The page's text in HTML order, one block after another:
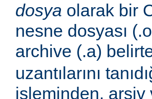
dosya olarak bir
nesne dosyası
archive (.a)
uzantılarını
işleminden, arşiv